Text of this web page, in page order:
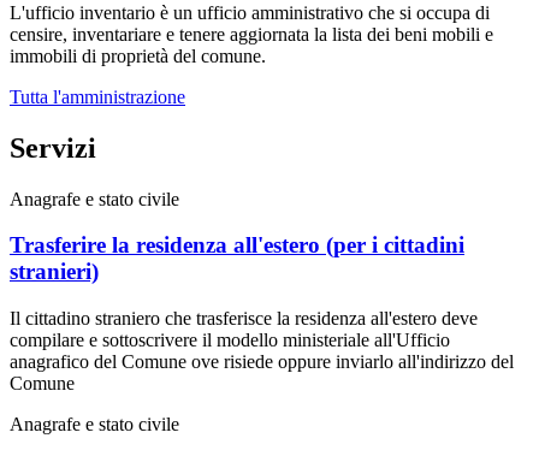
L'ufficio inventario è un ufficio amministrativo che si occupa di
censire, inventariare e tenere aggiornata la lista dei beni mobili e
immobili di proprietà del comune.
Tutta l'amministrazione
Servizi
Anagrafe e stato civile
Trasferire la residenza all'estero (per i cittadini
stranieri)
Il cittadino straniero che trasferisce la residenza all'estero deve
compilare e sottoscrivere il modello ministeriale all'Ufficio
anagrafico del Comune ove risiede oppure inviarlo all'indirizzo del
Comune
Anagrafe e stato civile